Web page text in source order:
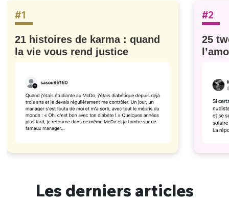
#1
21 histoires de karma : quand
la vie vous rend justice
#2
25
Les derniers articles